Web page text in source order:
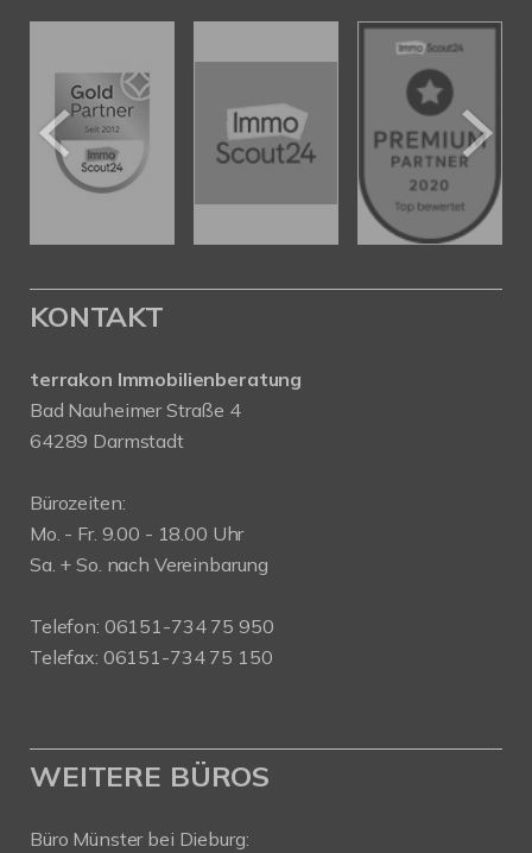
KONTAKT
terrakon Immobilienberatung
Bad Nauheimer Straße 4
64289 Darmstadt
Bürozeiten:
Mo. - Fr. 9.00 - 18.00 Uhr
Sa. + So. nach Vereinbarung
Telefon: 06151-734 75 950
Telefax: 06151-734 75 150
WEITERE BÜROS
Büro Münster bei Dieburg: